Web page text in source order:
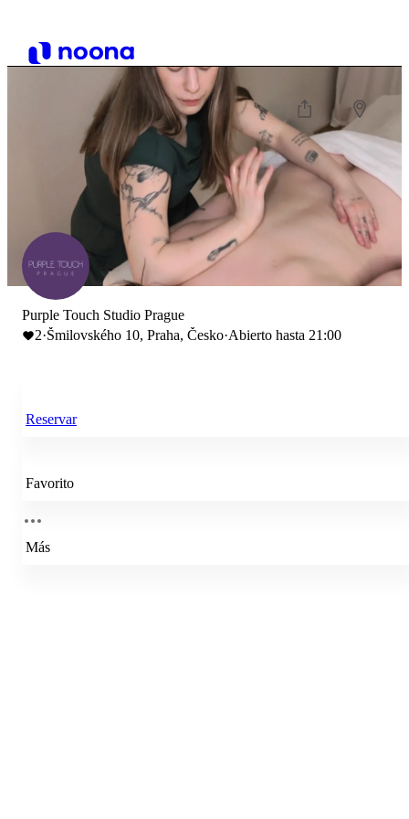
Purple Touch Studio Prague
2·Šmilovského 10, Praha, Česko·Abierto hasta 21:00
Reservar
Favorito
Más